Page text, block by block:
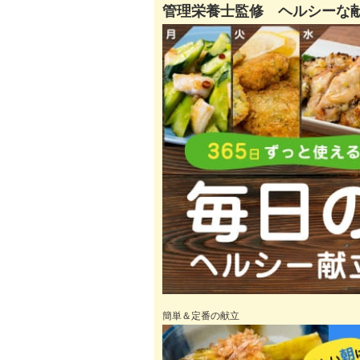
管理栄養士監修 ヘルシーな
簡単＆定番の献立